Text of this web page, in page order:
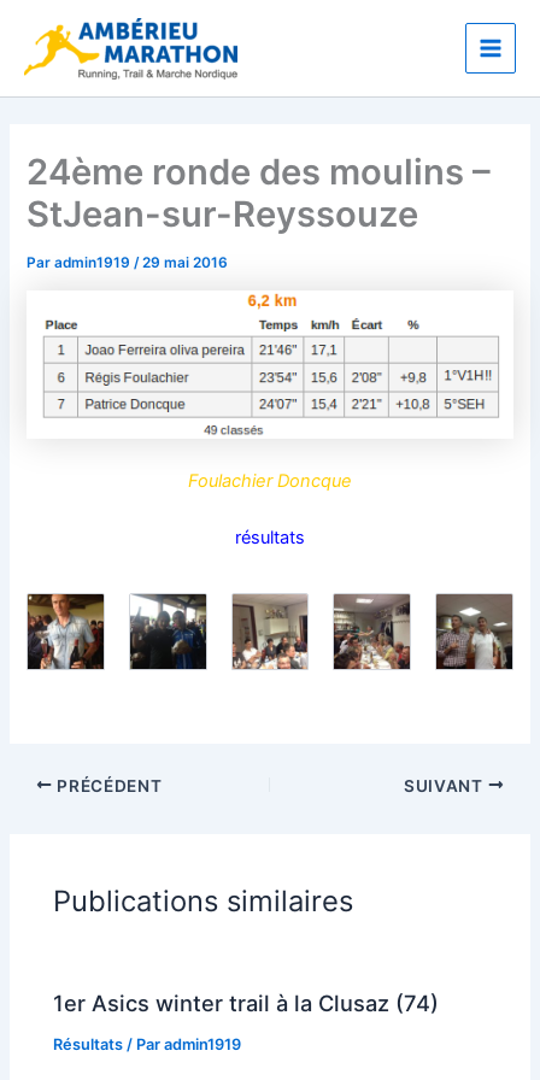
contenu
Main
24ème ronde des moulins –
StJean-sur-Reyssouze
Paradmin1919/29 mai 2016
Foulachier Doncque
résultats
PRÉCÉDENT SUIVANT
Publications similaires
1er Asics winter trail à la Clusaz (74)
Résultats / Paradmin1919